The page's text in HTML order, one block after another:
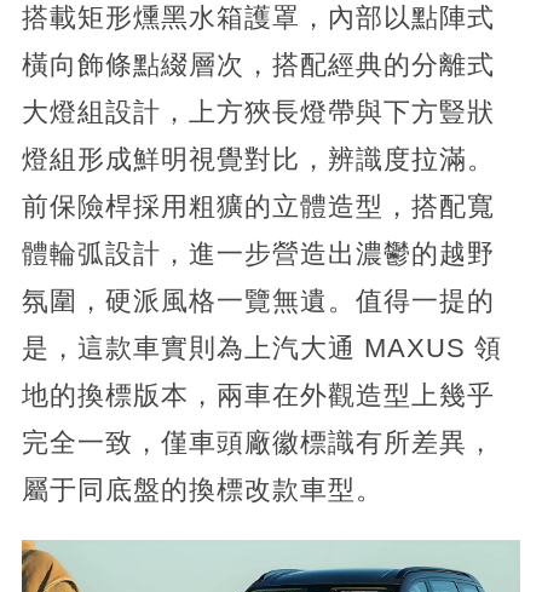
搭載矩形燻黑水箱護罩，內部以點陣式
橫向飾條點綴層次，搭配經典的分離式
大燈組設計，上方狹長燈帶與下方豎狀
燈組形成鮮明視覺對比，辨識度拉滿。
前保險桿採用粗獷的立體造型，搭配寬
體輪弧設計，進一步營造出濃鬱的越野
氛圍，硬派風格一覽無遺。值得一提的
是，這款車實則為上汽大通 MAXUS 領
地的換標版本，兩車在外觀造型上幾乎
完全一致，僅車頭廠徽標識有所差異，
屬于同底盤的換標改款車型。